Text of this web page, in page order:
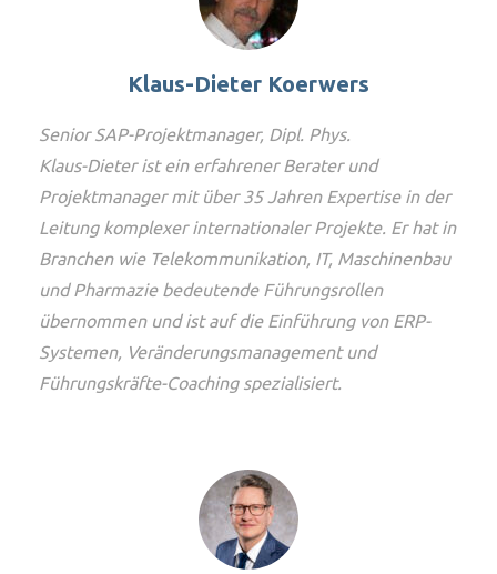
Klaus-Dieter Koerwers
Senior SAP-Projektmanager, Dipl. Phys.
Klaus-Dieter ist ein erfahrener Berater und
Projektmanager mit über 35 Jahren Expertise in der
Leitung komplexer internationaler Projekte. Er hat in
Branchen wie Telekommunikation, IT, Maschinenbau
und Pharmazie bedeutende Führungsrollen
übernommen und ist auf die Einführung von ERP-
Systemen, Veränderungsmanagement und
Führungskräfte-Coaching spezialisiert.